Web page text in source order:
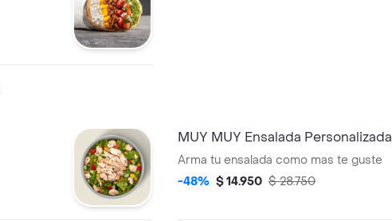
MUY MUY Ensalada Personalizada
Arma tu ensalada como mas te guste
-48% $ 14.950 $ 28.750